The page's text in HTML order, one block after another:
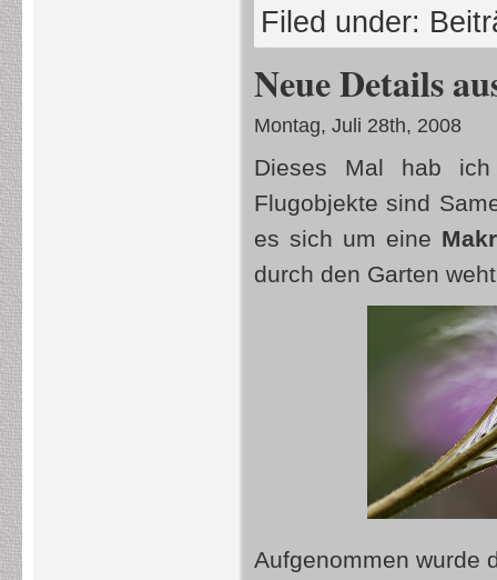
Filed under:
Neue Details
Montag, Juli 28th, 2008
Dieses Mal hab
Flugobjekte sind
es sich um eine
durch den Garten
Aufgenommen wurde